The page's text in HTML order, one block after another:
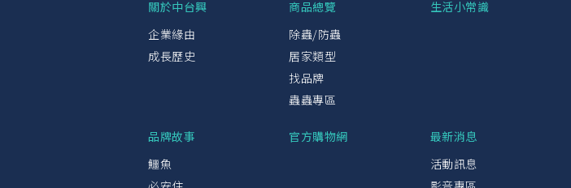
關於中台興
企業緣由
成長歷史
商品總覽
除蟲/防蟲
居家類型
找品牌
蟲蟲專區
生活小常識
品牌故事
鱷魚
官方購物網
最新消息
活動訊息